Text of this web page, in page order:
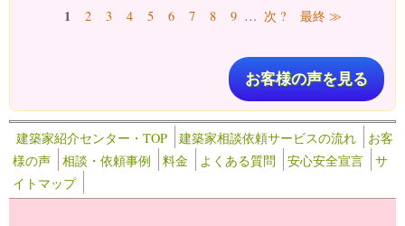
ページ1 2 3 4 5 6 7 8 9 … 次 ? 最終 ≫
お客様の声を見る
建築家紹介センター・TOP 建築家相談依頼サービスの流れ
お客
様の声
相談・依頼事例 料金 よくある質問 安心安全宣言
サ
イトマップ